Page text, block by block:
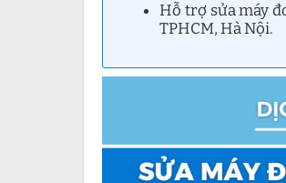
Hỗ trợ sửa máy
TPHCM, Hà Nội.